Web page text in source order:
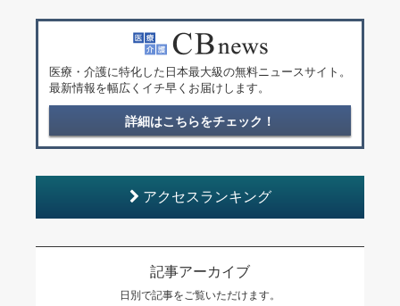
医療・介護に特化した日本最大級の無料ニュースサイト。
最新情報を幅広くイチ早くお届けします。
詳細はこちらをチェック！
アクセスランキング
記事アーカイブ
日別で記事をご覧いただけます。